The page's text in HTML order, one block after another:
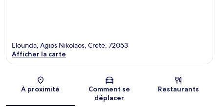
Carte
Elounda, Agios Nikolaos, Crete, 72053
Afficher la carte
À proximité
Comment se
déplacer
Restaurants